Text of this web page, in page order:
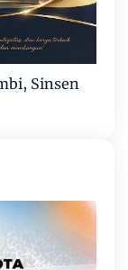
Sinsen